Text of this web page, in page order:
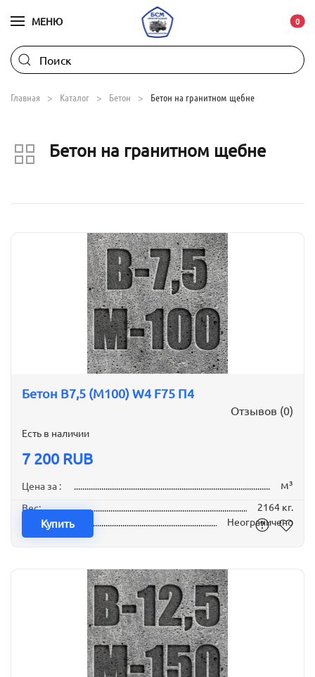
МЕНЮ 0В
Главная Каталог Бетон Бетон на гранитном щебне
Бетон на гранитном щебне
Бетон B7,5 (М100) W4 F75 П4
Отзывов (0)
Есть в наличии
7 200 RUB
Цена за : м³
Вес:
2164 кг.
Наличие:
Неограничено
Купить